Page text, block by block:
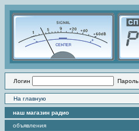
Логин Пароль
На главную
наш магазин радио
объявления